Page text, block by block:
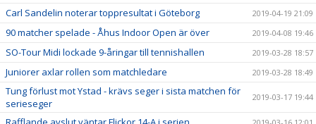
Carl Sandelin noterar toppresultat i Göteborg 2019-04-19 21:09
90 matcher spelade - Åhus Indoor Open är över 2019-04-08 19:46
SO-Tour Midi lockade 9-åringar till tennishallen 2019-03-28 18:57
Juniorer axlar rollen som matchledare 2019-03-28 18:49
Tung förlust mot Ystad - krävs seger i sista matchen för
serieseger
2019-03-17 19:44